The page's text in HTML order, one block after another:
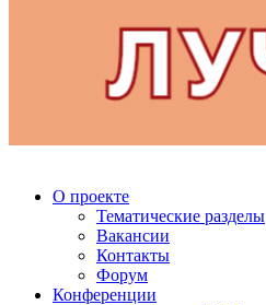
О проекте
Тематические разделы
Вакансии
Контакты
Форум
Конференции